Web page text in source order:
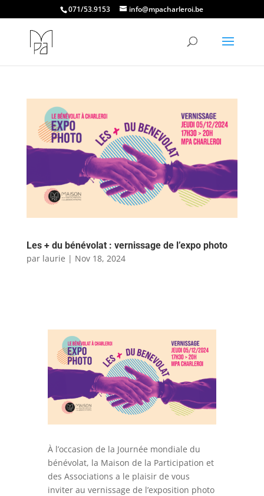
071/53.9153 info@mpacharleroi.be
Les + du bénévolat : vernissage de l’expo photo
par laurie | Nov 18, 2024
À l’occasion de la Journée mondiale du
bénévolat, la Maison de la Participation et
des Associations a le plaisir de vous
inviter au vernissage de l’exposition photo